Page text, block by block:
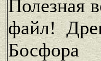
Полезная
файл!
Босфора